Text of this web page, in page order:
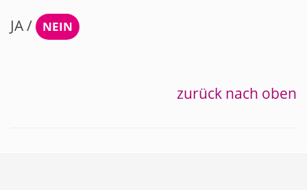
JA / NEIN
zurück nach oben